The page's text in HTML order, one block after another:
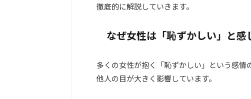
徹底的に解説していきます。
なぜ女性は「恥ずかしい」と感
多くの女性が抱く「恥ずかしい」という感情
他人の目が大きく影響しています。